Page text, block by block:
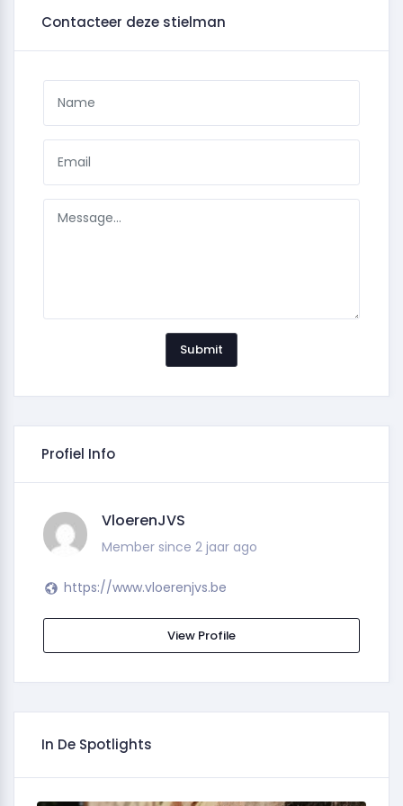
Contacteer deze stielman
Submit
Profiel Info
VloerenJVS
Member since 2 jaar ago
https://www.vloerenjvs.be
View Profile
In De Spotlights